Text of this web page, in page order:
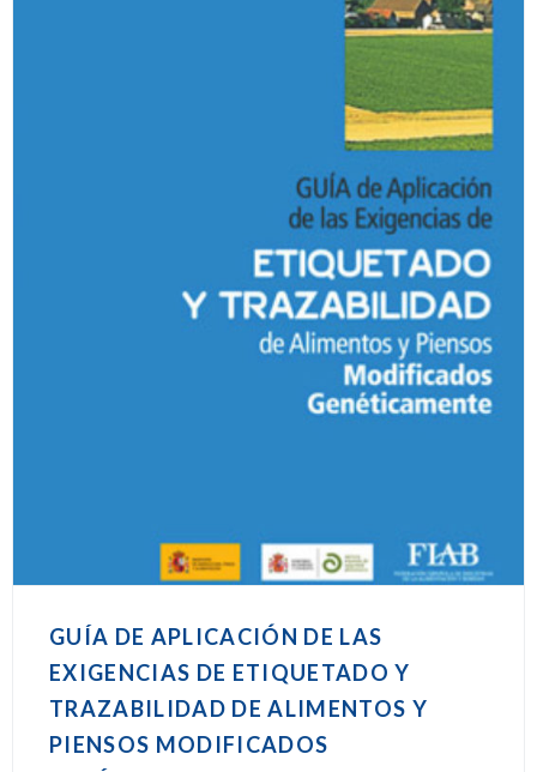
GUÍA DE APLICACIÓN DE LAS
EXIGENCIAS DE ETIQUETADO Y
TRAZABILIDAD DE ALIMENTOS Y
PIENSOS MODIFICADOS